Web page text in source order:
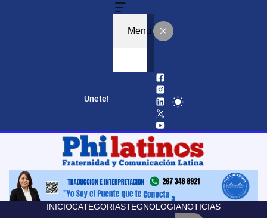
Menu
Unete!
INICIOCATEGORIASTEGNOLOGIANOTICIAS